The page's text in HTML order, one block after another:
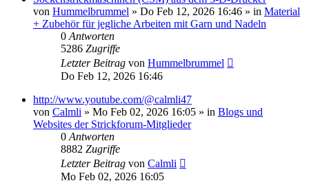
von Hummelbrummel » Do Feb 12, 2026 16:46 » in Material
+ Zubehör für jegliche Arbeiten mit Garn und Nadeln
0 Antworten
5286 Zugriffe
Letzter Beitrag von Hummelbrummel
Do Feb 12, 2026 16:46
http://www.youtube.com/@calmli47
von Calmli » Mo Feb 02, 2026 16:05 » in Blogs und
Websites der Strickforum-Mitglieder
0 Antworten
8882 Zugriffe
Letzter Beitrag von Calmli
Mo Feb 02, 2026 16:05